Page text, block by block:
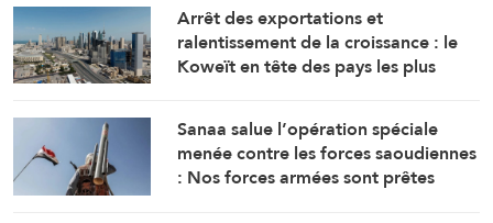
Arrêt des exportations et
ralentissement de la croissance : le
Koweït en tête des pays les plus
Sanaa salue l’opération spéciale
menée contre les forces saoudiennes
: Nos forces armées sont prêtes